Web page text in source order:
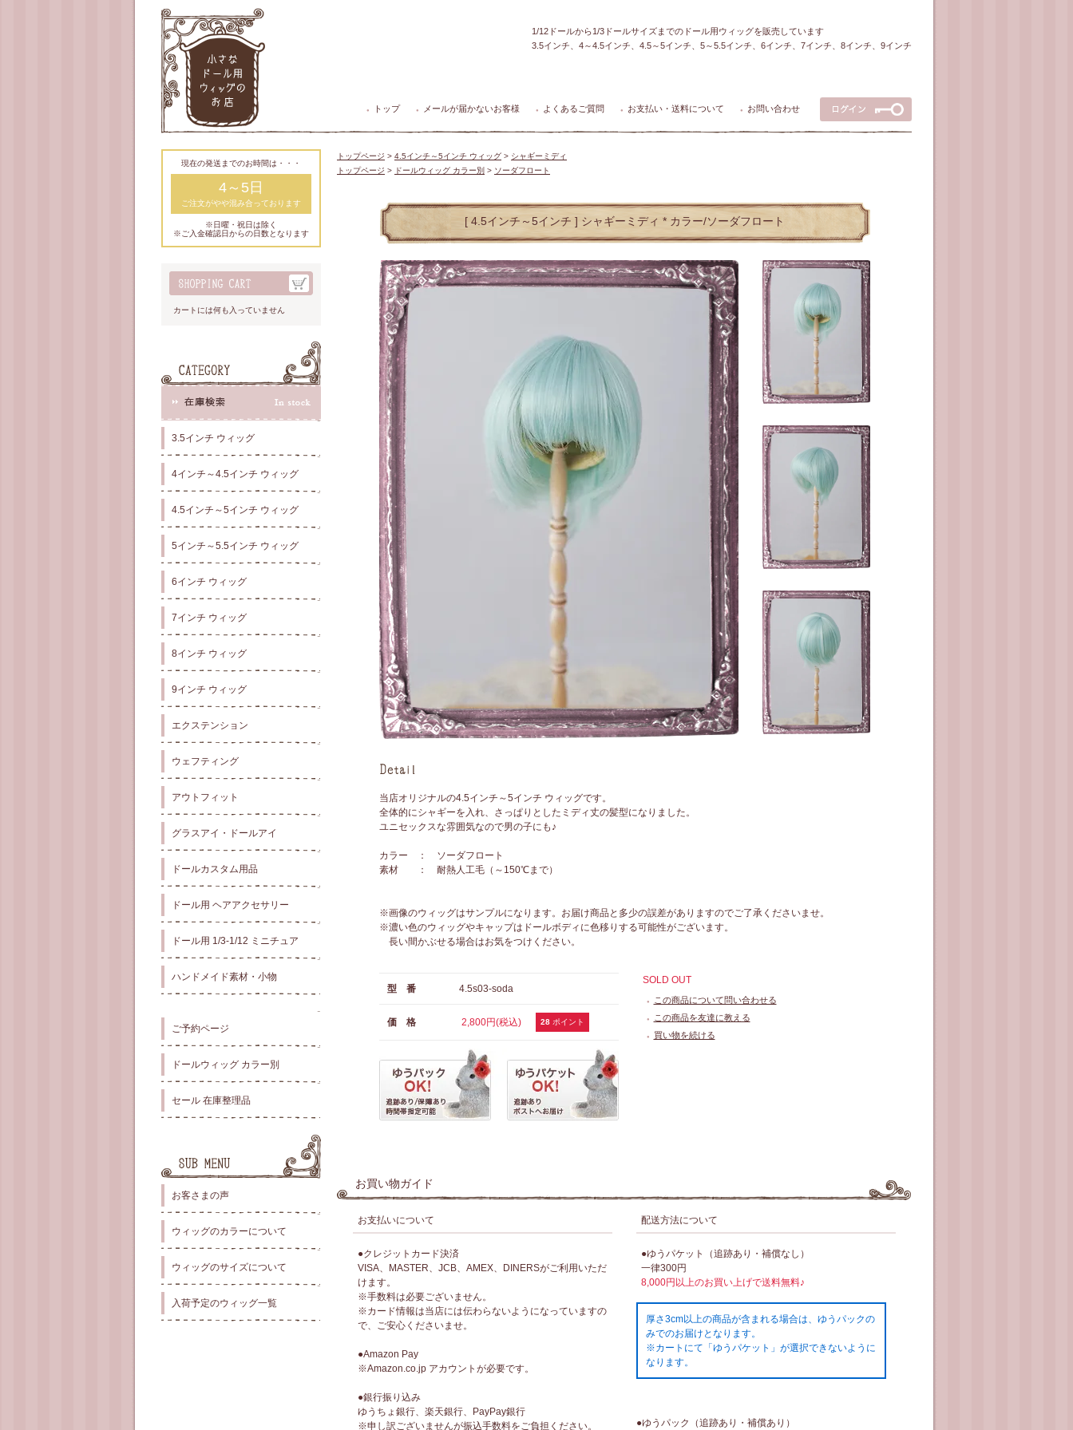
1/12ドールから1/3ドールサイズまでのドール用ウィッグを販売しています
3.5インチ、4～4.5インチ、4.5～5インチ、5～5.5インチ、6インチ、7インチ、8インチ、9インチ
● トップ ● メールが届かないお客様 ● よくあるご質問 ● お支払い・送料について ● お問い合わせ
現在の発送までのお時間は・・・
4～5日
ご注文がやや混み合っております
※日曜・祝日は除く
※ご入金確認日からの日数となります
カートには何も入っていません
3.5インチ ウィッグ
4インチ～4.5インチ ウィッグ
4.5インチ～5インチ ウィッグ
5インチ～5.5インチ ウィッグ
6インチ ウィッグ
7インチ ウィッグ
8インチ ウィッグ
9インチ ウィッグ
エクステンション
ウェフティング
アウトフィット
グラスアイ・ドールアイ
ドールカスタム用品
ドール用 ヘアアクセサリー
ドール用 1/3-1/12 ミニチュア
ハンドメイド素材・小物
ご予約ページ
ドールウィッグ カラー別
セール 在庫整理品
お客さまの声
ウィッグのカラーについて
ウィッグのサイズについて
入荷予定のウィッグ一覧
トップページ > 4.5インチ～5インチ ウィッグ > シャギーミディ
トップページ > ドールウィッグ カラー別 > ソーダフロート
[ 4.5インチ～5インチ ] シャギーミディ * カラー/ソーダフロート
当店オリジナルの4.5インチ～5インチ ウィッグです。
全体的にシャギーを入れ、さっぱりとしたミディ丈の髪型になりました。
ユニセックスな雰囲気なので男の子にも♪
カラー ： ソーダフロート
素材 ： 耐熱人工毛（～150℃まで）
※画像のウィッグはサンプルになります。お届け商品と多少の誤差がありますのでご了承くださいませ。
※濃い色のウィッグやキャップはドールボディに色移りする可能性がございます。
長い間かぶせる場合はお気をつけください。
型 番 4.5s03-soda
価 格 2,800円(税込) 28ポイント
SOLD OUT
● この商品について問い合わせる
● この商品を友達に教える
● 買い物を続ける
お買い物ガイド
お支払いについて
●クレジットカード決済
VISA、MASTER、JCB、AMEX、DINERSがご利用いただ
けます。
※手数料は必要ございません。
※カード情報は当店には伝わらないようになっていますの
で、ご安心くださいませ。
●Amazon Pay
※Amazon.co.jp アカウントが必要です。
●銀行振り込み
ゆうちょ銀行、楽天銀行、PayPay銀行
※申し訳ございませんが振込手数料をご負担ください。
配送方法について
●ゆうパケット（追跡あり・補償なし）
一律300円
8,000円以上のお買い上げで送料無料♪
厚さ3cm以上の商品が含まれる場合は、ゆうパックの
みでのお届けとなります。
※カートにて「ゆうパケット」が選択できないように
なります。
●ゆうパック（追跡あり・補償あり）